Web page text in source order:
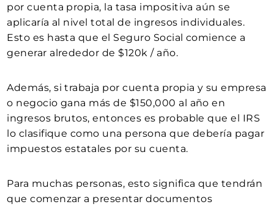
por cuenta propia, la tasa impositiva aún se
aplicaría al nivel total de ingresos individuales.
Esto es hasta que el Seguro Social comience a
generar alrededor de $120k / año.
Además, si trabaja por cuenta propia y su empresa
o negocio gana más de $150,000 al año en
ingresos brutos, entonces es probable que el IRS
lo clasifique como una persona que debería pagar
impuestos estatales por su cuenta.
Para muchas personas, esto significa que tendrán
que comenzar a presentar documentos